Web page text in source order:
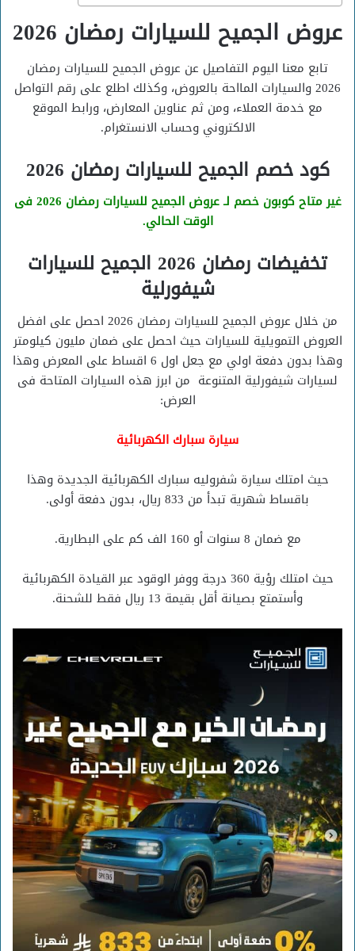
عروض الجميح للسيارات رمضان 2026
تابع معنا اليوم التفاصيل عن عروض الجميح للسيارات رمضان
2026 والسيارات المااحة بالعروض، وكذلك اطلع على رقم التواصل
مع خدمة العملاء، ومن ثم عناوين المعارض، ورابط الموقع
الالكتروني وحساب الانستغرام.
كود خصم الجميح للسيارات رمضان 2026
غير متاح كوبون خصم لـ عروض الجميح للسيارات رمضان 2026 فى
الوقت الحالي.
تخفيضات رمضان 2026 الجميح للسيارات
شيفورلية
من خلال عروض الجميح للسيارات رمضان 2026 احصل على افضل
العروض التمويلية للسيارات حيث احصل على ضمان مليون كيلومتر
وهذا بدون دفعة اولي مع جعل اول 6 اقساط على المعرض وهذا
لسيارات شيفورلية المتنوعة من ابرز هذه السيارات المتاحة فى
العرض:
سيارة سبارك الكهربائية
حيث امتلك سيارة شفروليه سبارك الكهربائية الجديدة وهذا
باقساط شهرية تبدأ من 833 ريال، بدون دفعة أولى.
مع ضمان 8 سنوات أو 160 الف كم على البطارية.
حيث امتلك رؤية 360 درجة ووفر الوقود عبر القيادة الكهربائية
وأستمتع بصيانة أقل بقيمة 13 ريال فقط للشحنة.